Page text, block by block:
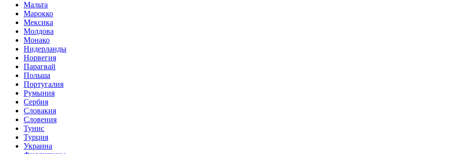
Мальта
Марокко
Мексика
Молдова
Монако
Нидерланды
Норвегия
Парагвай
Польша
Португалия
Румыния
Сербия
Словакия
Словения
Тунис
Турция
Украина